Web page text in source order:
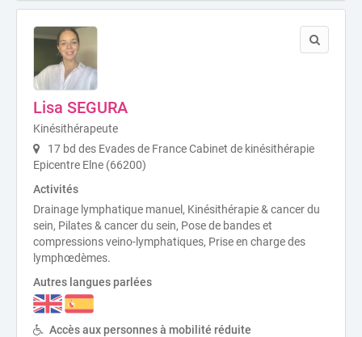
Lisa SEGURA
Kinésithérapeute
17 bd des Evades de France Cabinet de kinésithérapie
Epicentre Elne (66200)
Activités
Drainage lymphatique manuel, Kinésithérapie & cancer du
sein, Pilates & cancer du sein, Pose de bandes et
compressions veino-lymphatiques, Prise en charge des
lymphœdèmes.
Autres langues parlées
Accès aux personnes à mobilité réduite